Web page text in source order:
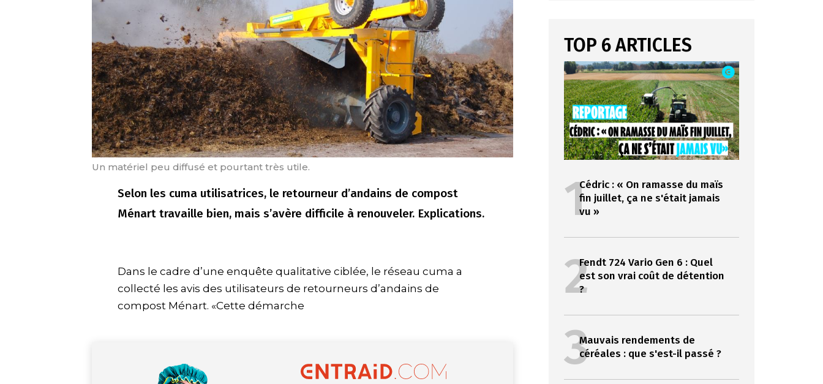
Un matériel peu diffusé et pourtant très utile.
Selon les cuma utilisatrices, le retourneur d’andains de compost
Ménart travaille bien, mais s’avère difficile à renouveler. Explications.
Dans le cadre d’une enquête qualitative ciblée, le réseau cuma a
collecté les avis des utilisateurs de retourneurs d’andains de
compost Ménart. «Cette démarche
TOP 6 ARTICLES
1Cédric : « On ramasse du maïs
fin juillet, ça ne s'était jamais
vu »
2Fendt 724 Vario Gen 6 : Quel
est son vrai coût de détention
?
3Mauvais rendements de
céréales : que s'est-il passé ?